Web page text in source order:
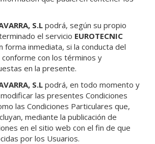
S.L podrá, según su propio
el servicio EUROTECNIC
forma inmediata, si la conducta del
conforme con los términos y
en la presente.
S.L podrá, en todo momento y
las presentes Condiciones
las Condiciones Particulares que,
mediante la publicación de
en el sitio web con el fin de que
por los Usuarios.